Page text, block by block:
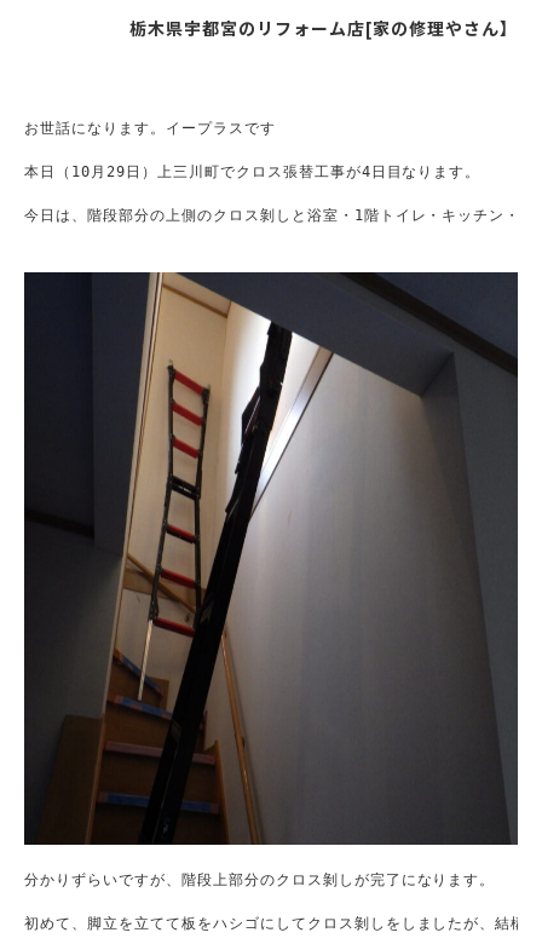
栃木県宇都宮のリフォーム店[家の修理やさん】
お世話になります。イープラスです
本日（10月29日）上三川町でクロス張替工事が4日目なります。
今日は、階段部分の上側のクロス剝しと浴室・1階トイレ・キッチン・2
分かりずらいですが、階段上部分のクロス剝しが完了になります。
初めて、脚立を立てて板をハシゴにしてクロス剝しをしましたが、結構